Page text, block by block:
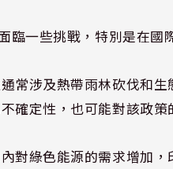
臨一些挑戰，特別是在國
常涉及熱帶雨林砍伐和
確定性，也可能對該政策
對綠色能源的需求增加